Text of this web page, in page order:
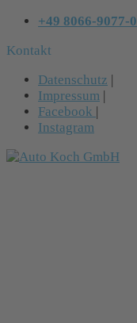
+49 8066-9077-0
Kontakt
Datenschutz |
Impressum |
Facebook |
Instagram